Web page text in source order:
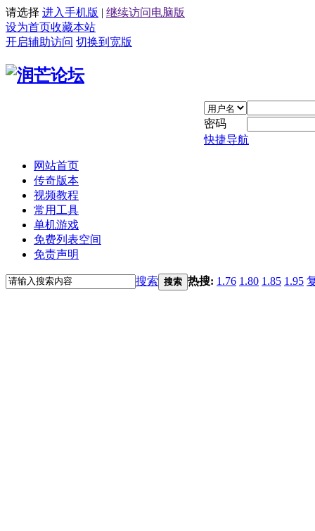
请选择 进入手机版 | 继续访问电脑版
设为首页收藏本站
开启辅助访问 切换到宽版
密码
快捷导航
网站首页
传奇版本
视频教程
常用工具
单机游戏
免费列表空间
免责声明
搜索 搜索 热搜: 1.76 1.80 1.85 1.95